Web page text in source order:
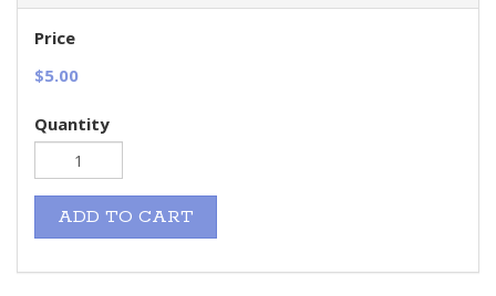
Price
$5.00
Quantity
ADD TO CART